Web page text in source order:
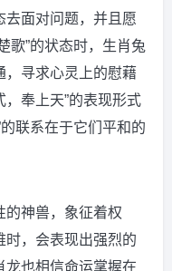
去面对问题，并且愿
歌”的状态时，生肖兔
，寻求心灵上的慰藉
奉上天”的表现形式
联系在于它们平和的
的神兽，象征着权
时，会表现出强烈的
龙也相信命运掌握在